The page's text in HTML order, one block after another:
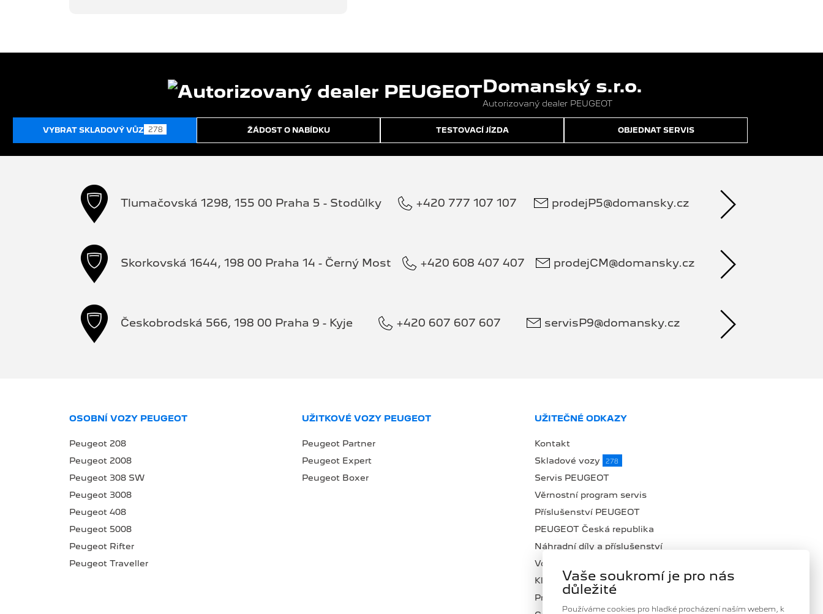
Domanský s.r.o.
Autorizovaný dealer PEUGEOT
VYBRAT SKLADOVÝ VŮZ 278 ŽÁDOST O NABÍDKU TESTOVACÍ JÍZDA OBJEDNAT SERVIS
Tlumačovská 1298, 155 00 Praha 5 - Stodůlky +420 777 107 107 prodejP5@domansky.cz
Skorkovská 1644, 198 00 Praha 14 - Černý Most +420 608 407 407 prodejCM@domansky.cz
Českobrodská 566, 198 00 Praha 9 - Kyje +420 607 607 607 servisP9@domansky.cz
OSOBNÍ VOZY PEUGEOT
Peugeot 208
Peugeot 2008
Peugeot 308 SW
Peugeot 3008
Peugeot 408
Peugeot 5008
Peugeot Rifter
Peugeot Traveller
UŽITKOVÉ VOZY PEUGEOT
Peugeot Partner
Peugeot Expert
Peugeot Boxer
UŽITEČNÉ ODKAZY
Kontakt
Skladové vozy
278
Servis PEUGEOT
Věrnostní program servis
Příslušenství PEUGEOT
PEUGEOT Česká republika
Náhradní díly a příslušenství
Volná místa
Klub Domanský
Proč zvolit DOMANSKÝ
Vaše soukromí je pro nás
důležité
Používáme cookies pro hladké procházení naším webem, k